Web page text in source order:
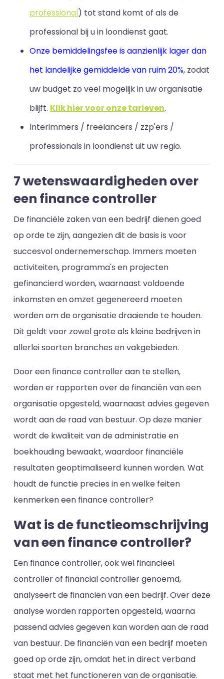
professional) tot stand komt of als de
professional bij u in loondienst gaat.
Onze bemiddelingsfee is aanzienlijk lager dan
het landelijke gemiddelde van ruim 20%, zodat
uw budget zo veel mogelijk in uw organisatie
blijft. Klik hier voor onze tarieven.
Interimmers / freelancers / zzp'ers /
professionals in loondienst uit uw regio.
7 wetenswaardigheden over
een finance controller
De financiële zaken van een bedrijf dienen goed
op orde te zijn, aangezien dit de basis is voor
succesvol ondernemerschap. Immers moeten
activiteiten, programma's en projecten
gefinancierd worden, waarnaast voldoende
inkomsten en omzet gegenereerd moeten
worden om de organisatie draaiende te houden.
Dit geldt voor zowel grote als kleine bedrijven in
allerlei soorten branches en vakgebieden.
Door een finance controller aan te stellen,
worden er rapporten over de financiën van een
organisatie opgesteld, waarnaast advies gegeven
wordt aan de raad van bestuur. Op deze manier
wordt de kwaliteit van de administratie en
boekhouding bewaakt, waardoor financiële
resultaten geoptimaliseerd kunnen worden. Wat
houdt de functie precies in en welke feiten
kenmerken een finance controller?
Wat is de functieomschrijving
van een finance controller?
Een finance controller, ook wel financieel
controller of financial controller genoemd,
analyseert de financiën van een bedrijf. Over deze
analyse worden rapporten opgesteld, waarna
passend advies gegeven kan worden aan de raad
van bestuur. De financiën van een bedrijf moeten
goed op orde zijn, omdat het in direct verband
staat met het functioneren van de organisatie.